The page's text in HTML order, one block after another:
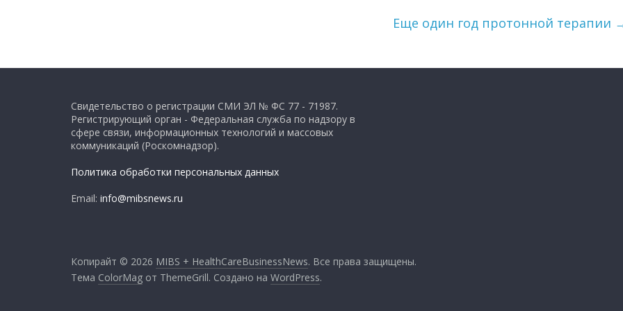
Еще один год протонной терапии
Свидетельство о регистрации СМИ ЭЛ № ФС 77 - 71987.
Регистрирующий орган - Федеральная служба по надзору в
сфере связи, информационных технологий и массовых
коммуникаций (Роскомнадзор).
Политика обработки персональных данных
Email: info@mibsnews.ru
Копирайт © 2026 MIBS + HealthCareBusinessNews. Все права защищены.
Тема ColorMag от ThemeGrill. Создано на WordPress.